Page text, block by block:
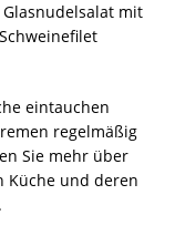
mit
eintauchen
regelmäßig
Sie mehr über
Küche und deren